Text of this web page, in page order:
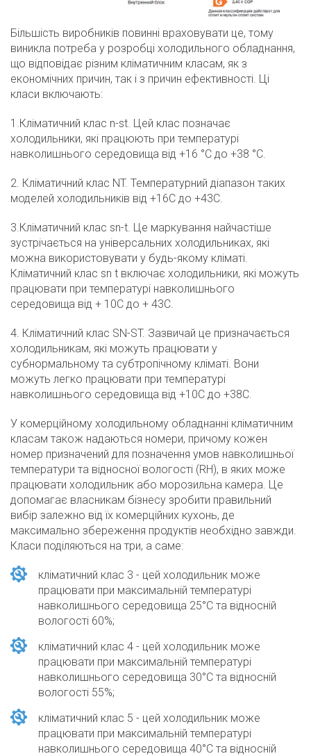
Більшість виробників повинні враховувати це, тому
виникла потреба у розробці холодильного обладнання,
що відповідає різним кліматичним класам, як з
економічних причин, так і з причин ефективності. Ці
класи включають:
1.Кліматичний клас n-st. Цей клас позначає
холодильники, які працюють при температурі
навколишнього середовища від +16 °C до +38 °C.
2. Кліматичний клас NT. Температурний діапазон таких
моделей холодильників від +16С до +43С.
3.Кліматичний клас sn-t. Це маркування найчастіше
зустрічається на універсальних холодильниках, які
можна використовувати у будь-якому кліматі.
Кліматичний клас sn t включає холодильники, які можуть
працювати при температурі навколишнього
середовища від + 10С до + 43С.
4. Кліматичний клас SN-ST. Зазвичай це призначається
холодильникам, які можуть працювати у
субнормальному та субтропічному кліматі. Вони
можуть легко працювати при температурі
навколишнього середовища від +10С до +38С.
У комерційному холодильному обладнанні кліматичним
класам також надаються номери, причому кожен
номер призначений для позначення умов навколишньої
температури та відносної вологості (RH), в яких може
працювати холодильник або морозильна камера. Це
допомагає власникам бізнесу зробити правильний
вибір залежно від їх комерційних кухонь, де
максимально збереження продуктів необхідно завжди.
Класи поділяються на три, а саме:
кліматичний клас 3 - цей холодильник може
працювати при максимальній температурі
навколишнього середовища 25°С та відносній
вологості 60%;
кліматичний клас 4 - цей холодильник може
працювати при максимальній температурі
навколишнього середовища 30°C та відносній
вологості 55%;
кліматичний клас 5 - цей холодильник може
працювати при максимальній температурі
навколишнього середовища 40°С та відносній